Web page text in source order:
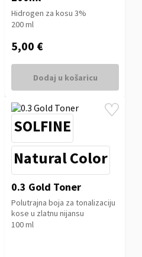
Hidrogen za kosu 3%
200 ml
5,00 €
Dodaj u košaricu
SOLFINE
Natural Color
0.3 Gold Toner
Polutrajna boja za tonalizaciju
kose u zlatnu nijansu
100 ml